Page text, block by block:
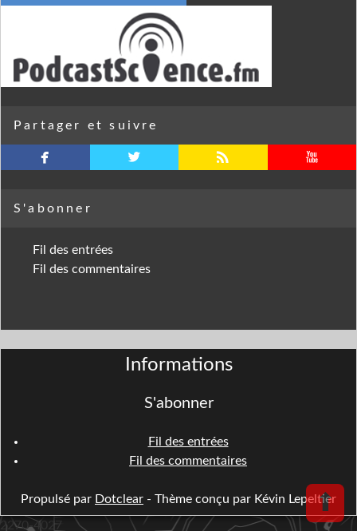
Partager et suivre
facebook twitterbird rss youtube
S'abonner
Fil des entrées
Fil des commentaires
⬆
Informations
S'abonner
Fil des entrées
Fil des commentaires
Propulsé par Dotclear - Thème conçu par Kévin Lepeltier
2270-4027